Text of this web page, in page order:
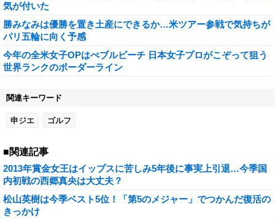
気が付いた
勝みなみは優勝を置き土産にできるか…米ツアー参戦で気持ちが
パリ五輪に向く予感
今年の全米女子OPはぺブルビーチ 日本女子プロがこぞって狙う
世界ランクのボーダーライン
関連キーワード
申ジエ ゴルフ
■関連記事
2013年賞金女王はイップスに苦しみ5年後に事実上引退…今季国
内初戦の西郷真央は大丈夫？
松山英樹は今季ベスト5位！「第5のメジャー」でつかんだ復活の
きっかけ